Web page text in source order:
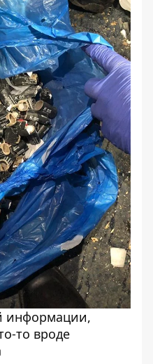
информации,
то вроде